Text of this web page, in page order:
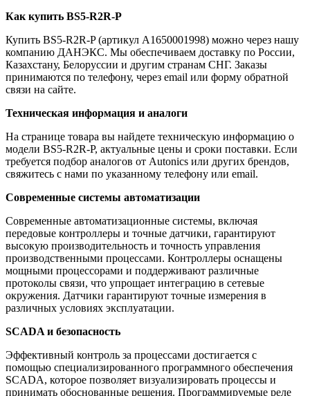
Как купить BS5-R2R-P
Купить BS5-R2R-P (артикул A1650001998) можно через нашу
компанию ДАНЭКС. Мы обеспечиваем доставку по России,
Казахстану, Белоруссии и другим странам СНГ. Заказы
принимаются по телефону, через email или форму обратной
связи на сайте.
Техническая информация и аналоги
На странице товара вы найдете техническую информацию о
модели BS5-R2R-P, актуальные цены и сроки поставки. Если
требуется подбор аналогов от Autonics или других брендов,
свяжитесь с нами по указанному телефону или email.
Современные системы автоматизации
Современные автоматизационные системы, включая
передовые контроллеры и точные датчики, гарантируют
высокую производительность и точность управления
производственными процессами. Контроллеры оснащены
мощными процессорами и поддерживают различные
протоколы связи, что упрощает интеграцию в сетевые
окружения. Датчики гарантируют точные измерения в
различных условиях эксплуатации.
SCADA и безопасность
Эффективный контроль за процессами достигается с
помощью специализированного программного обеспечения
SCADA, которое позволяет визуализировать процессы и
принимать обоснованные решения. Программируемые реле